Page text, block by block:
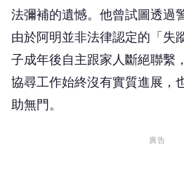
法彌補的遺憾。他曾試圖透過
由於阿明並非法律認定的「失
子成年後自主跟家人斷絕聯繫
協尋工作始終沒有實質進展，
助無門。
廣告